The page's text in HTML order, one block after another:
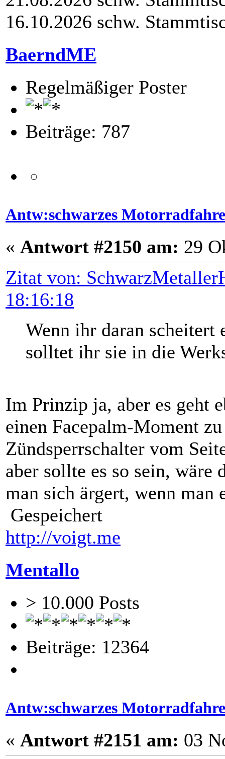
16.10.2026 schw.
BaerndME
Regelmäßiger Poster
Beiträge: 787
Antw:schwarzes
« Antwort #2150 am: 29
Zitat von:
18:16:18
Wenn ihr daran scheitert
solltet ihr sie in die
Im Prinzip ja, aber es geht
einen Facepalm-Moment
Zündsperrschalter vom
aber sollte es so sein, wäre
man sich ärgert, wenn man
Gespeichert
http://voigt.me
Mentallo
> 10.000 Posts
Beiträge: 12364
Antw:schwarzes
« Antwort #2151 am: 03